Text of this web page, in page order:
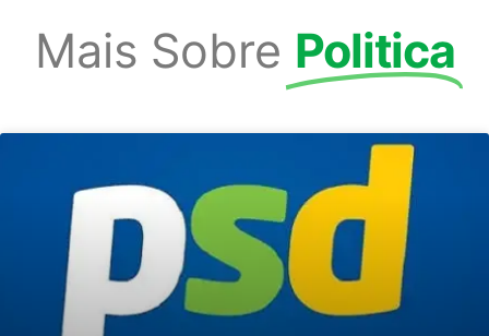
Mais Sobre Politica